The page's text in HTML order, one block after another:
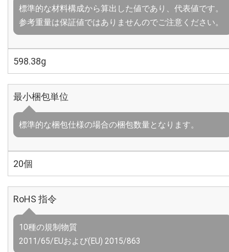
標準的な材料構成から算出した値であり、代表値です。
参考重量は保証値ではありませんのでご注意ください。
598.38g
最小梱包単位
標準的な梱包仕様の場合の梱包数量となります。
20個
RoHS 指令
10種の規制物質
2011/65/EUおよび(EU) 2015/863